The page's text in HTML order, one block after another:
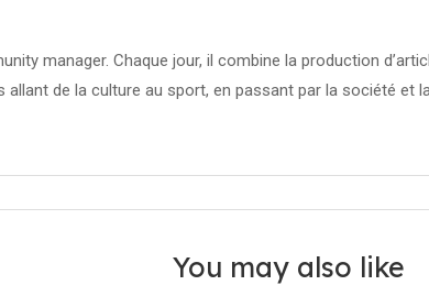
manager. Chaque jour, il combine la production
de la culture au sport, en passant par la société et
You may also like